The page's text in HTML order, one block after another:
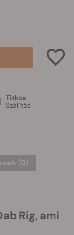
Titkos
Szállítás
(0)
Rig, ami